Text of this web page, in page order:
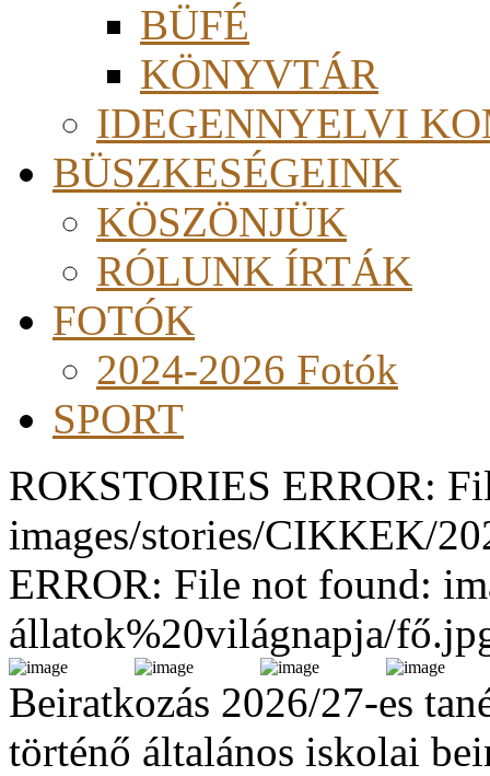
BÜFÉ
KÖNYVTÁR
IDEGENNYELVI
BÜSZKESÉGEINK
KÖSZÖNJÜK
RÓLUNK ÍRTÁK
FOTÓK
2024-2026 Fotók
SPORT
ROKSTORIES ERROR:
images/stories/CIKKEK/
ERROR: File not found:
állatok%20világnapja/
Beiratkozás 2026/27-es
történő általános iskolai